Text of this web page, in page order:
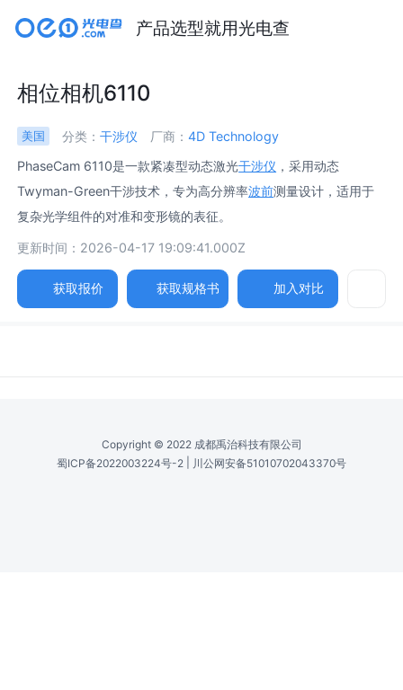
产品选型就用光电查
相位相机6110
美国 分类： 干涉仪 厂商：4D Technology
PhaseCam 6110是一款紧凑型动态激光干涉仪 ，采用动态
Twyman-Green干涉技术，专为高分辨率波前测量设计，适用于
复杂光学组件的对准和变形镜的表征。
更新时间：2026-04-17 19:09:41.000Z
获取报价 获取规格书 加入对比
Copyright © 2022 成都禹治科技有限公司
蜀ICP备2022003224号-2
川公网安备51010702043370号